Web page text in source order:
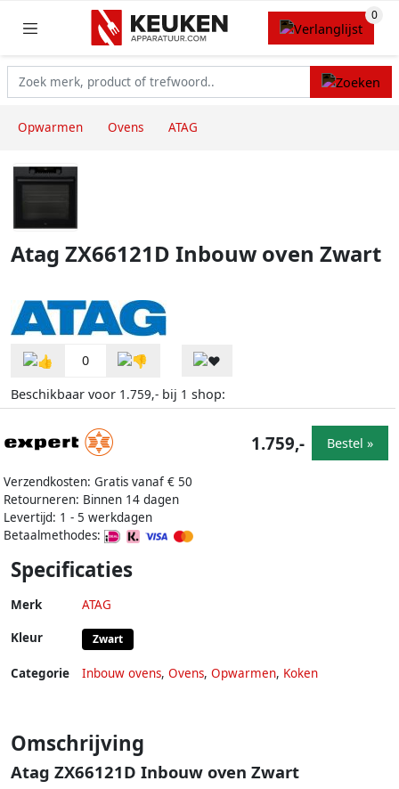
Opwarmen Ovens ATAG
Atag ZX66121D Inbouw oven Zwart
0
Beschikbaar voor 1.759,- bij 1 shop:
Verzendkosten: Gratis vanaf € 50
Retourneren: Binnen 14 dagen
Levertijd: 1 - 5 werkdagen
Betaalmethodes:
1.759,- Bestel »
Specificaties
Merk ATAG
Kleur Zwart
Categorie Inbouw ovens, Ovens, Opwarmen, Koken
Omschrijving
Atag ZX66121D Inbouw oven Zwart